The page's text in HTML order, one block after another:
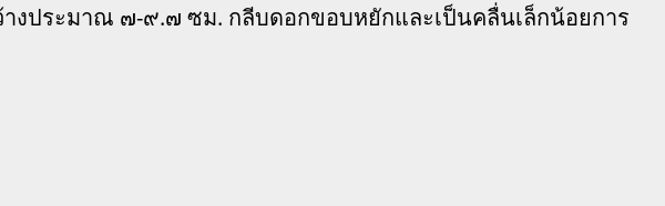
ประมาณ ๗-๙.๗ ซม. กลีบดอกขอบหยักและเป็นคลื่นเล็กน้อยการ